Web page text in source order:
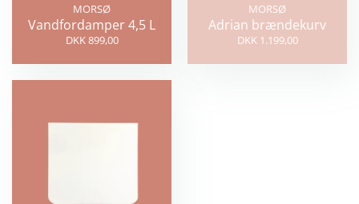
MORSØ
Vandfordamper 4,5 L
DKK 899,00
MORSØ
Adrian brændekurv
DKK 1.199,00